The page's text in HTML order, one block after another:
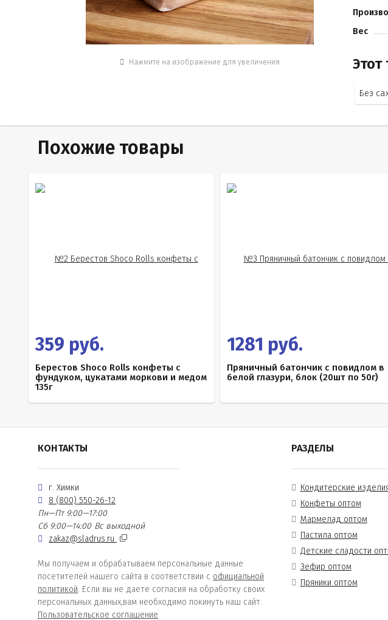
Нажмите на изображение для увеличения
Вес
Этот
Без
Похожие товары
359 руб.
Берестов Shoco Rolls конфеты с
фундуком, цукатами моркови и медом
135г
1281 руб.
Пряничный батончик с повидлом в
белой глазури, блок (20шт по 50г)
КОНТАКТЫ
г. Химки
8 (800) 550-26-12
Пн—Пт 9:00—17:00
Сб 9:00—14:00 Вс выходной
zakaz@sladrus.ru
Мы получаем и обрабатываем персональные данные
посетителей нашего сайта в соответствии с официальной
политикой. Если вы не даете согласия на обработку своих
персональных данных,вам необходимо покинуть наш сайт.
Пользовательское соглашение
РАЗДЕЛЫ
Кондитерские
Конфеты оптом
Мармелад оптом
Пастила оптом
Детские сладости
Зефир оптом
Пряники оптом